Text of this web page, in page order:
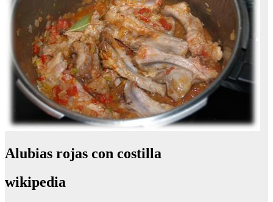
Alubias rojas con costilla
wikipedia